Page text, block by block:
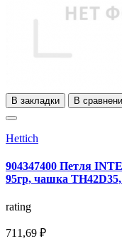
В закладки В
Hettich
904347400 Петля
95гр, чашка
rating
711,69 ₽